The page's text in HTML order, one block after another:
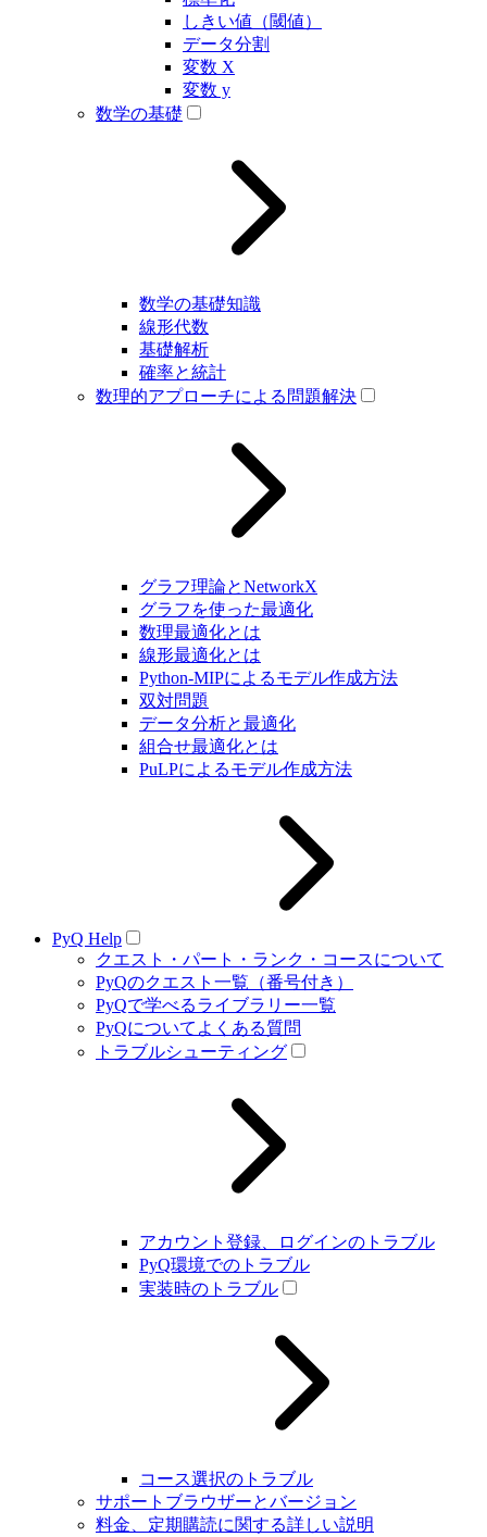
しきい値（閾値）
データ分割
変数 X
変数 y
数学の基礎
数学の基礎知識
線形代数
基礎解析
確率と統計
数理的アプローチによる問題解決
グラフ理論とNetworkX
グラフを使った最適化
数理最適化とは
線形最適化とは
Python-MIPによるモデル作成方法
双対問題
データ分析と最適化
組合せ最適化とは
PuLPによるモデル作成方法
PyQ Help
クエスト・パート・ランク・コースについて
PyQのクエスト一覧（番号付き）
PyQで学べるライブラリー一覧
PyQについてよくある質問
トラブルシューティング
アカウント登録、ログインのトラブル
PyQ環境でのトラブル
実装時のトラブル
コース選択のトラブル
サポートブラウザーとバージョン
料金、定期購読に関する詳しい説明